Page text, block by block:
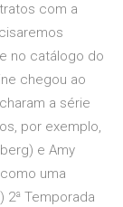
com a
no catálogo do
chegou ao
a série
por exemplo,
e Amy
uma
2ª Temporada